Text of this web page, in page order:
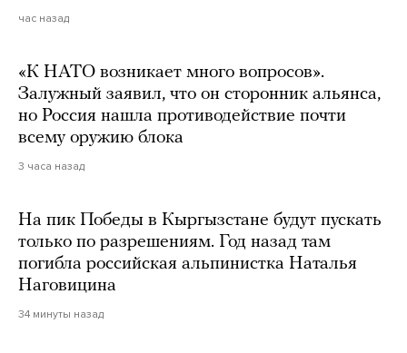
час назад
«К НАТО возникает много вопросов».
Залужный заявил, что он сторонник альянса,
но Россия нашла противодействие почти
всему оружию блока
3 часа назад
На пик Победы в Кыргызстане будут пускать
только по разрешениям. Год назад там
погибла российская альпинистка Наталья
Наговицина
34 минуты назад